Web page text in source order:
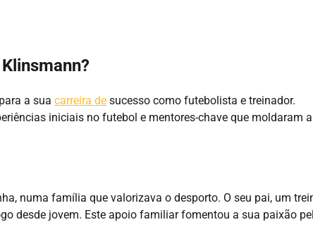
a sua carreira de sucesso como futebolista e treinador.
iniciais no futebol e mentores-chave que moldaram
numa família que valorizava o desporto. O seu pai, um
desde jovem. Este apoio familiar fomentou a sua paixão